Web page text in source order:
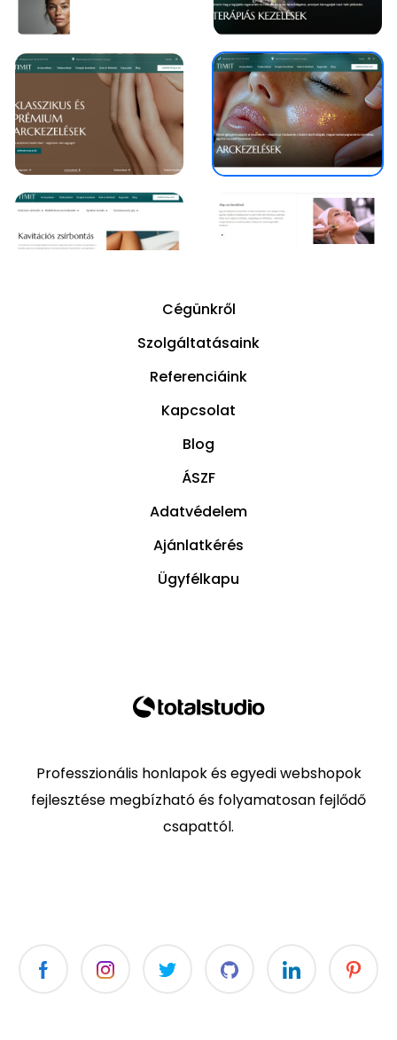
Cégünkről
Szolgáltatásaink
Referenciáink
Kapcsolat
Blog
ÁSZF
Adatvédelem
Ajánlatkérés
Ügyfélkapu
Professzionális honlapok és egyedi webshopok
fejlesztése megbízható és folyamatosan fejlődő
csapattól.